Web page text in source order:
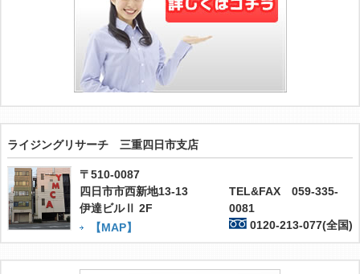
ライジングリサーチ 三重四日市支店
〒510-0087
四日市市西新地13-13
伊達ビルⅡ 2F
【MAP】
TEL&FAX 059-335-
0081
0120-213-077(全国)